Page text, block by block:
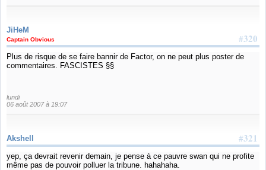
JiHeM
#320
Captain Obvious
Plus de risque de se faire bannir de Factor, on ne peut plus poster de
commentaires. FASCISTES §§
lundi
06 août 2007 à 19:07
#321
Akshell
yep, ça devrait revenir demain, je pense à ce pauvre swan qui ne profite
même pas de pouvoir polluer la tribune. hahahaha.